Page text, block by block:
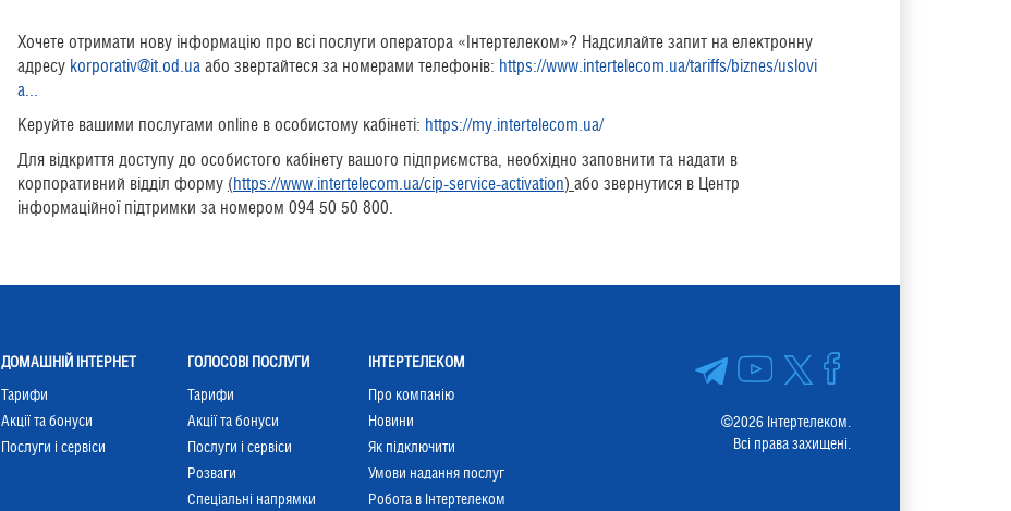
Хочете отримати нову інформацію про всі послуги оператора «Інтертелеком»? Надсилайте запит на електронну
адресу korporativ@it.od.ua або звертайтеся за номерами телефонів: https://www.intertelecom.ua/tariffs/biznes/uslovi
a...
Керуйте вашими послугами online в особистому кабінеті: https://my.intertelecom.ua/
Для відкриття доступу до особистого кабінету вашого підприємства, необхідно заповнити та надати в
корпоративний відділ форму (https://www.intertelecom.ua/cip-service-activation) або звернутися в Центр
інформаційної підтримки за номером 094 50 50 800.
©2026 Інтертелеком.
Всі права захищені.
ДОМАШНІЙ ІНТЕРНЕТ
Тарифи
Акції та бонуси
Послуги і сервіси
ГОЛОСОВІ ПОСЛУГИ
Тарифи
Акції та бонуси
Послуги і сервіси
Розваги
Cпеціальні напрямки
ІНТЕРТЕЛЕКОМ
Про компанію
Новини
Як підключити
Умови надання послуг
Робота в Інтертелеком